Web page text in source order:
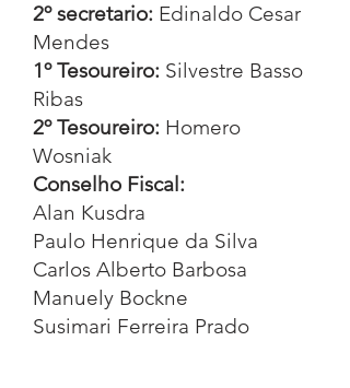
2º secretario: Edinaldo Cesar
Mendes
1º Tesoureiro: Silvestre Basso
Ribas
2º Tesoureiro: Homero
Wosniak
Conselho Fiscal:
Alan Kusdra
Paulo Henrique da Silva
Carlos Alberto Barbosa
Manuely Bockne
Susimari Ferreira Prado